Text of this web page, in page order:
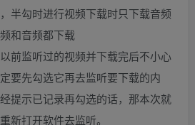
半勾时进行视频下载时只下载音频
和音频都下载
前监听过的视频并下载完后不小心
要先勾选它再去监听要下载的内
提示已记录再勾选的话，那本次就
新打开软件去监听。